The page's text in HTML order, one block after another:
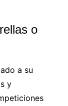
o
a su
y